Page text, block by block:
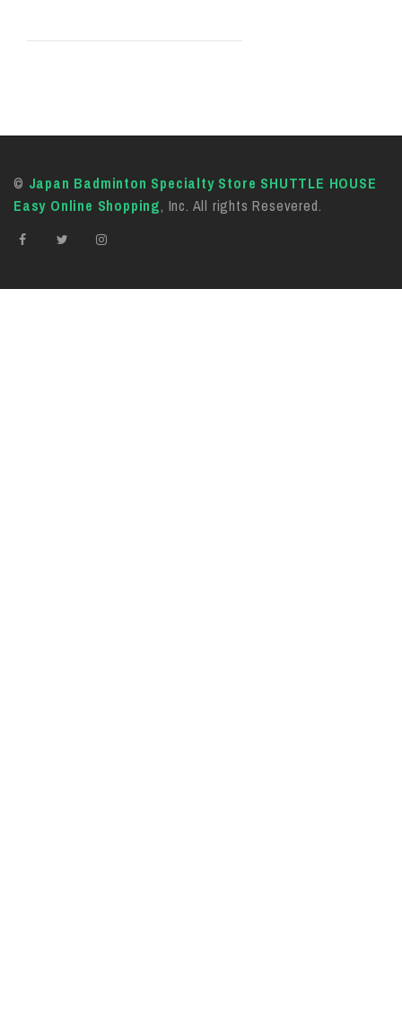
© Japan Badminton Specialty Store SHUTTLE HOUSE
Easy Online Shopping, Inc. All rights Resevered.